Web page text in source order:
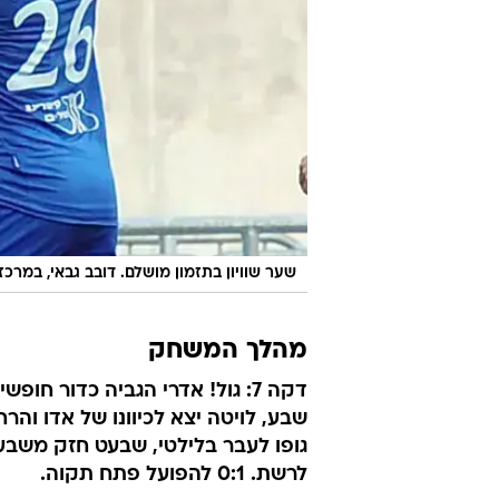
שער שוויון בתזמון מושלם. דובב גבאי,
מהלך המשחק
דקה 7: גול! אדרי הגביה כדור
שבע, לויטה יצא לכיוונו של אדו
גופו לעבר בלילטי, שבעט חזק
לרשת. 0:1 להפועל פתח תקוה.